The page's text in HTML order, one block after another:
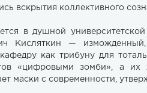
вскрытия коллективного
в душной
Кисляткин —
как трибуну для
«цифровыми зомби», а
маски с современности,